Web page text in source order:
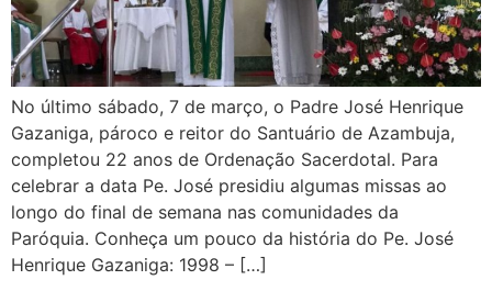
No último sábado, 7 de março, o Padre José Henrique
Gazaniga, pároco e reitor do Santuário de Azambuja,
completou 22 anos de Ordenação Sacerdotal. Para
celebrar a data Pe. José presidiu algumas missas ao
longo do final de semana nas comunidades da
Paróquia. Conheça um pouco da história do Pe. José
Henrique Gazaniga: 1998 – […]